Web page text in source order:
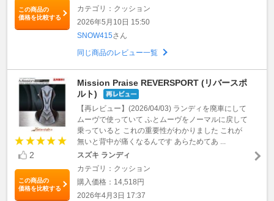
この商品の
価格を比較する
カテゴリ：クッション
2026年5月10日 15:50
SNOW415さん
同じ商品のレビュー一覧
2
この商品の
価格を比較する
Mission Praise REVERSPORT (リバースポ
ルト)
【再レビュー】(2026/04/03) ランディを廃車にして
ムーヴで使っていて ふとムーヴをノーマルに戻して
乗っていると これの重要性がわかりました これが
無いと背中が痛くなるんです あらためてあ ...
スズキ ランディ
カテゴリ：クッション
購入価格：14,518円
2026年4月3日 17:37